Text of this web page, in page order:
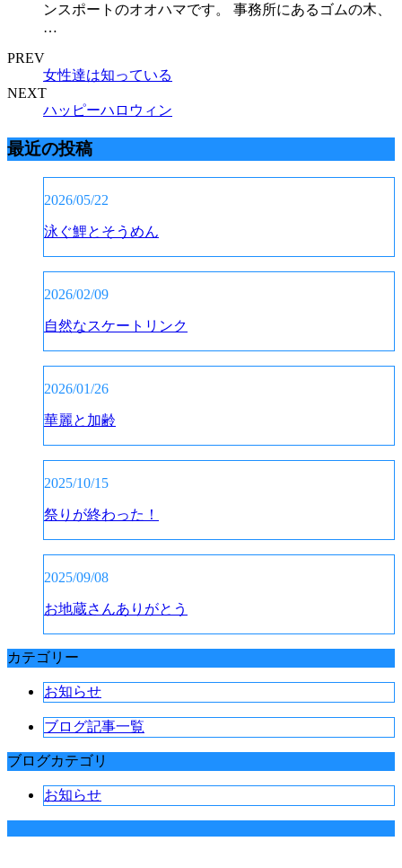
ンスポートのオオハマです。 事務所にあるゴムの木、
…
PREV
女性達は知っている
NEXT
ハッピーハロウィン
最近の投稿
2026/05/22
泳ぐ鯉とそうめん
2026/02/09
自然なスケートリンク
2026/01/26
華麗と加齢
2025/10/15
祭りが終わった！
2025/09/08
お地蔵さんありがとう
カテゴリー
お知らせ
ブログ記事一覧
ブログカテゴリ
お知らせ